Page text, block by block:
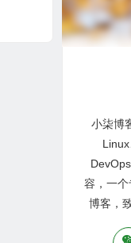
小柒博
容，一
博客，